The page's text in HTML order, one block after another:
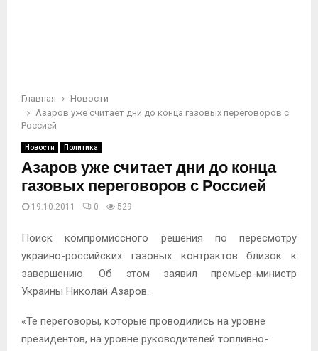
Главная
Новости
Азаров уже считает дни до конца газовых переговоров с
Россией
Новости Политика
Азаров уже считает дни до конца
газовых переговоров с Россией
19.10.2011 0 529
Поиск компромиссного решения по пересмотру
украино-российских газовых контрактов близок к
завершению. Об этом заявил премьер-министр
Украины Николай Азаров.
«Те переговоры, которые проводились на уровне
президентов, на уровне руководителей топливно-